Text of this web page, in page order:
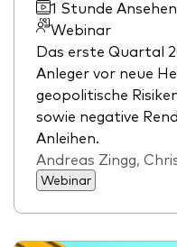
1 Stunde Ansehen
Webinar
Das erste Quartal
Anleger vor neue
geopolitische
sowie negative
Anleihen.
Andreas Zingg,
Webinar